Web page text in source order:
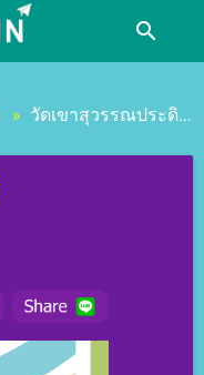
search
» วัดเขาสุวรรณประดิษฐ์